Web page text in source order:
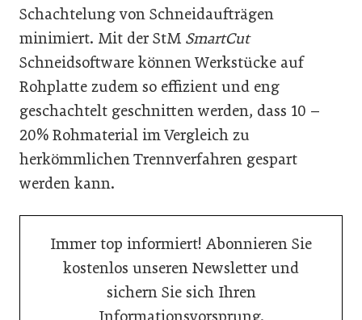
Schachtelung von Schneidaufträgen
minimiert. Mit der StM SmartCut
Schneidsoftware können Werkstücke auf
Rohplatte zudem so effizient und eng
geschachtelt geschnitten werden, dass 10 –
20% Rohmaterial im Vergleich zu
herkömmlichen Trennverfahren gespart
werden kann.
Immer top informiert! Abonnieren Sie
kostenlos unseren Newsletter und
sichern Sie sich Ihren